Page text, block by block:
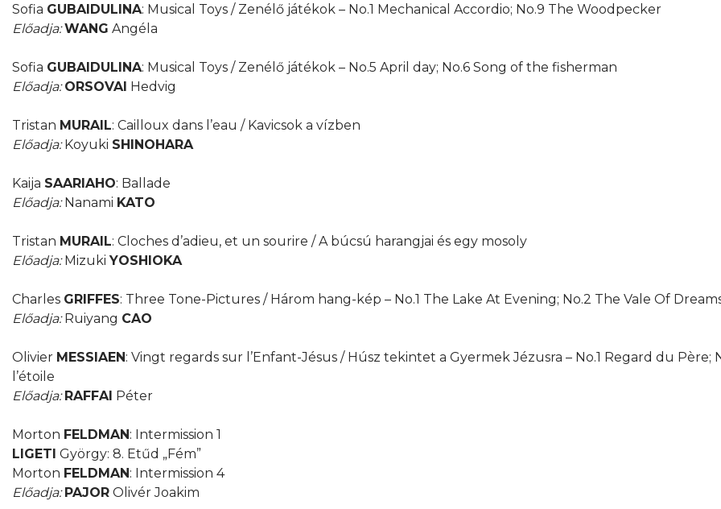
Sofia GUBAIDULINA: Musical Toys / Zenélő játékok – No.1 Mechanical Accordio; No.9 The Woodpecker
Előadja:WANG Angéla
Sofia GUBAIDULINA: Musical Toys / Zenélő játékok – No.5 April day; No.6 Song of the fisherman
Előadja: ORSOVAI Hedvig
Tristan MURAIL: Cailloux dans l’eau / Kavicsok a vízben
Előadja:Koyuki SHINOHARA
Kaija SAARIAHO: Ballade
Előadja:Nanami KATO
Tristan MURAIL: Cloches d’adieu, et un sourire / A búcsú harangjai és egy mosoly
Előadja:Mizuki YOSHIOKA
Charles GRIFFES: Three Tone-Pictures / Három hang-kép – No.1 The Lake At Evening; No.2 The Vale Of
Előadja:Ruiyang CAO
Olivier MESSIAEN: Vingt regards sur l’Enfant-Jésus / Húsz tekintet a Gyermek Jézusra – No.1 Regard du Père;
l’étoile
Előadja: RAFFAI Péter
Morton FELDMAN: Intermission 1
LIGETI György: 8. Etűd „Fém”
Morton FELDMAN: Intermission 4
Előadja: PAJOR Olivér Joakim